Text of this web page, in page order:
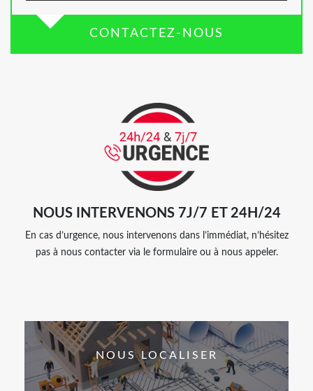
CONTACTEZ-NOUS
NOUS INTERVENONS 7J/7 ET 24H/24
En cas d’urgence, nous intervenons dans l’immédiat, n’hésitez
pas à nous contacter via le formulaire ou à nous appeler.
NOUS LOCALISER